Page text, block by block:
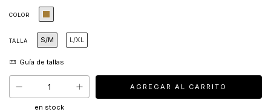
COLOR
TALLA S/M L/XL
en stock